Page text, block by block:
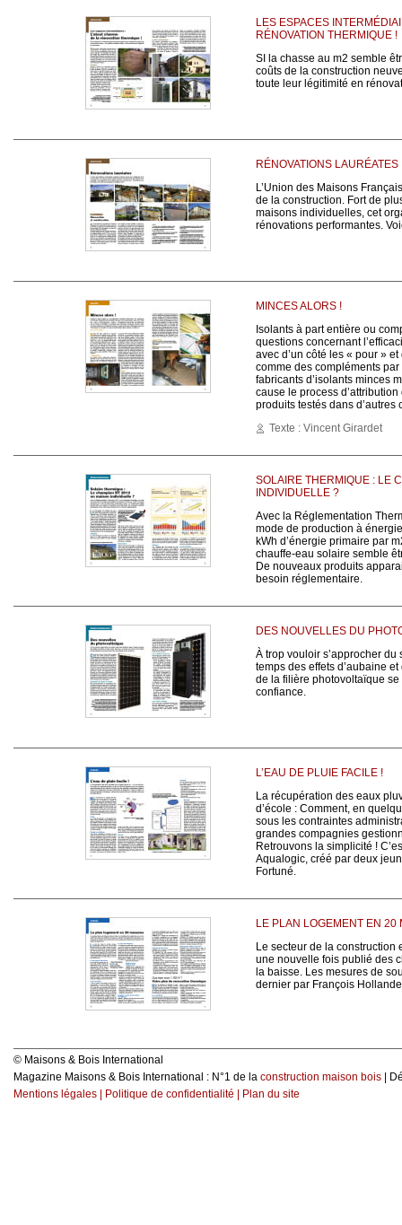
LES ESPACES
RÉNOVATION THERMIQUE !
SI la chasse au m2 semble
coûts de la construction
toute leur légitimité en
RÉNOVATIONS LAURÉATES
L’Union des Maisons
de la construction. Fort de
maisons individuelles, cet
rénovations performantes.
MINCES ALORS !
Isolants à part entière ou
questions concernant
avec d’un côté les « pour »
comme des compléments
fabricants d’isolants minces
cause le process
produits testés dans d’autres
Texte : Vincent Girardet
SOLAIRE THERMIQUE : LE
INDIVIDUELLE ?
Avec la Réglementation
mode de production à
kWh d’énergie primaire par
chauffe-eau solaire semble
De nouveaux produits
besoin réglementaire.
DES NOUVELLES DU
À trop vouloir s’approcher du
temps des effets d’aubaine
de la filière photovoltaïque
confiance.
L’EAU DE PLUIE FACILE !
La récupération des eaux
d’école : Comment, en
sous les contraintes
grandes compagnies
Retrouvons la simplicité !
Aqualogic, créé par deux
Fortuné.
LE PLAN LOGEMENT EN 20
Le secteur de la construction
une nouvelle fois publié des
la baisse. Les mesures de
dernier par François
© Maisons & Bois International
Magazine Maisons & Bois International : N°1 de la construction maison bois |
Mentions légales
Politique de confidentialité Plan du site